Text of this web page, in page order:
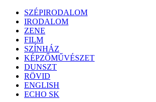
Skip
content
SZÉPIRODALOM
IRODALOM
ZENE
FILM
SZÍNHÁZ
KÉPZŐMŰVÉSZET
DUNSZT
RÖVID
ENGLISH
ECHO SK